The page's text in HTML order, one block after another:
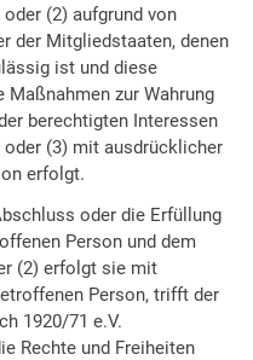
(2) aufgrund von
der Mitgliedstaaten, denen
ist und diese
zur Wahrung
berechtigten Interessen
(3) mit ausdrücklicher
erfolgt.
oder die Erfüllung
Person und dem
(2) erfolgt sie mit
Person, trifft der
1920/71 e.V.
Rechte und Freiheiten